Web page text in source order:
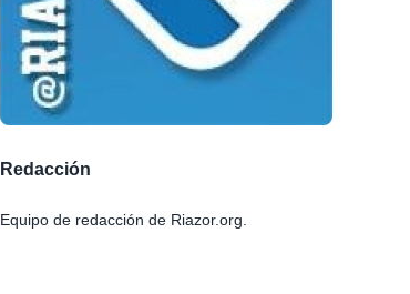
Redacción
Equipo de redacción de Riazor.org.